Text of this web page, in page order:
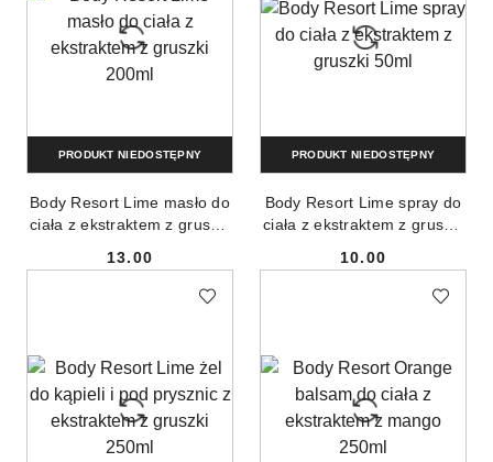
Body Resort Lime masło do
ciała z ekstraktem z gruszki
Cena:
13.00
PRODUKT NIEDOSTĘPNY
Body Resort Lime spray do
ciała z ekstraktem z gruszki
Cena:
10.00
PRODUKT NIEDOSTĘPNY